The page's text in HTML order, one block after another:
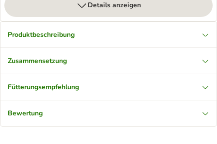
Details anzeigen
Produktbeschreibung
Zusammensetzung
Fütterungsempfehlung
Bewertung